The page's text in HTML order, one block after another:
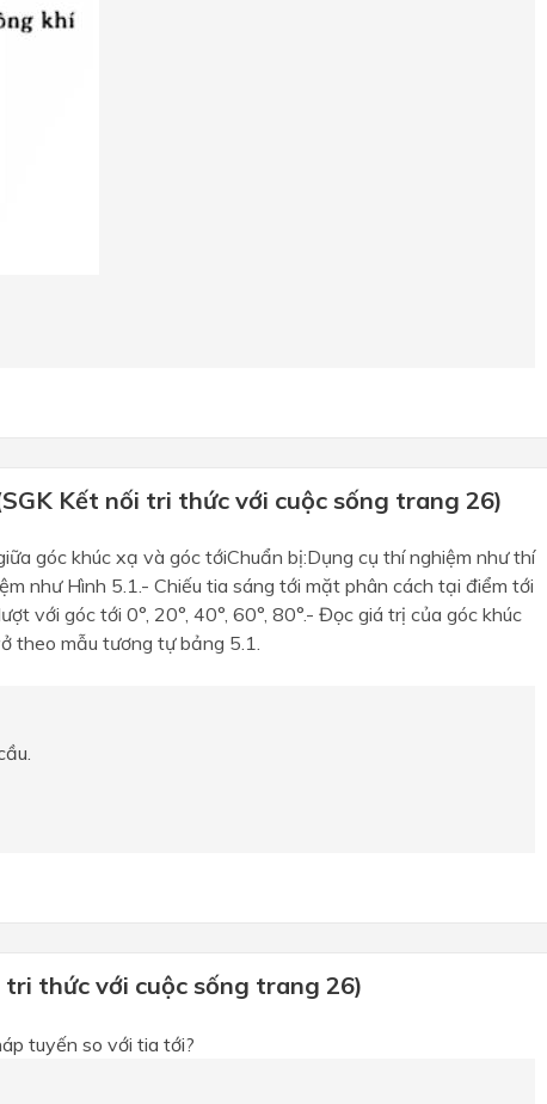
Kết nối tri thức với cuộc sống trang 26)
góc khúc xạ và góc tớiChuẩn bị:Dụng cụ thí nghiệm như thí
như Hình 5.1.- Chiếu tia sáng tới mặt phân cách tại điểm tới
với góc tới 0°, 20°, 40°, 60°, 80°.- Đọc giá trị của góc khúc
theo mẫu tương tự bảng 5.1.
thức với cuộc sống trang 26)
tuyến so với tia tới?